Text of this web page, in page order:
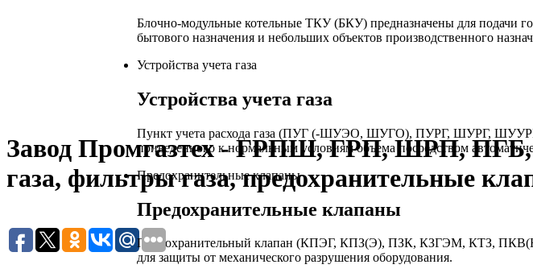
Блочно-модульные котельные ТКУ (БКУ) предназначены для подачи
бытового назначения и небольших объектов производственного
Устройства учета газа
Устройства учета газа
Пункт учета расхода газа (ПУГ (-ШУЭО, ШУГО), ПУРГ, ШУРГ, ШУУРГ,
приведенного к нормальным условиям объема посредством
Предохранительные клапаны
Предохранительные клапаны
Предохранительный клапан (КПЭГ, КПЗ(Э), ПЗК, КЗГЭМ, КТЗ,
для защиты от механического разрушения оборудования.
Завод Промгазтех - ГРПШ, ГРП, ШРП,
газа, фильтры газа, предохранительные